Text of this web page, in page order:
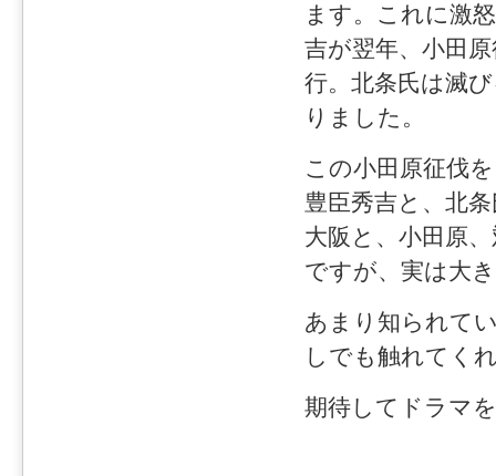
ます。これに激
吉が翌年、小田
行。北条氏は滅
りました。
この小田原征伐
豊臣秀吉と、北
大阪と、小田原
ですが、実は大
あまり知られて
しでも触れてく
期待してドラマ